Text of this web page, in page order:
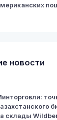
новости
склады